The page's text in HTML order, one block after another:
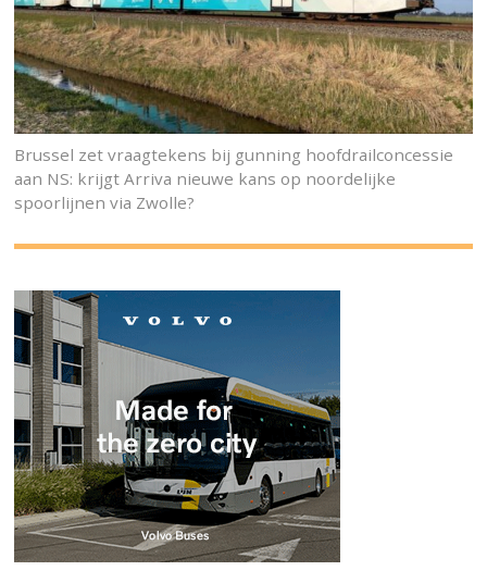
Brussel zet vraagtekens bij gunning hoofdrailconcessie
aan NS: krijgt Arriva nieuwe kans op noordelijke
spoorlijnen via Zwolle?